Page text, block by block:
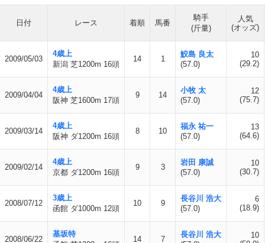
日付 レース 着順 馬番
騎手
(斤量)
人気
(オッズ)
2009/05/03
4歳上
新潟 芝1200m 16頭
14 1
鮫島 良太
(57.0)
10
(29.2)
2009/04/04
4歳上
阪神 芝1600m 17頭
9 14
小牧 太
(57.0)
12
(75.7)
2009/03/14
4歳上
阪神 ダ1200m 16頭
8 10
福永 祐一
(57.0)
13
(64.6)
2009/02/14
4歳上
京都 ダ1200m 16頭
9 3
岩田 康誠
(57.0)
10
(30.7)
2008/07/12
3歳上
函館 ダ1000m 12頭
10 9
長谷川 浩大
(57.0)
6
(18.9)
2008/06/22
基坂特
14 7
長谷川 浩大
10